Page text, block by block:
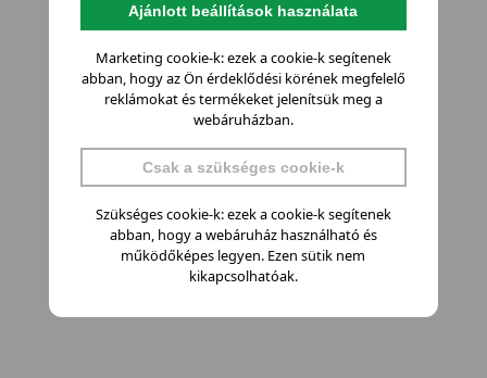
Ajánlott beállítások használata
Marketing cookie-k: ezek a cookie-k segítenek
abban, hogy az Ön érdeklődési körének megfelelő
reklámokat és termékeket jelenítsük meg a
webáruházban.
Csak a szükséges cookie-k
Szükséges cookie-k: ezek a cookie-k segítenek
abban, hogy a webáruház használható és
működőképes legyen. Ezen sütik nem
kikapcsolhatóak.